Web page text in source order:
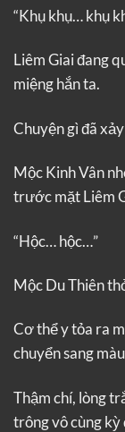
“Khụ khụ… khụ
Liêm Giai đang
miệng hắn ta.
Chuyện gì đã
Mộc Kinh Vân
trước mặt Liêm
“Hộc… hộc…”
Mộc Du Thiên
Cơ thể y tỏa ra
chuyển sang
Thậm chí, lòng
trông vô cùng kỳ